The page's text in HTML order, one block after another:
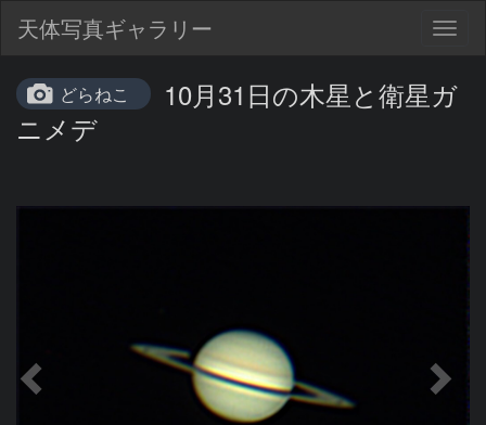
天体写真ギャラリー
どらねこ
10月31日の木星と衛星ガ
ニメデ